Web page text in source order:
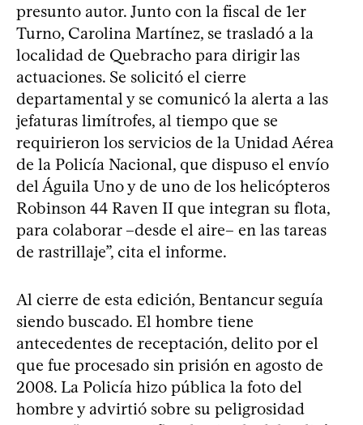
presunto autor. Junto con la fiscal de 1er
Turno, Carolina Martínez, se trasladó a la
localidad de Quebracho para dirigir las
actuaciones. Se solicitó el cierre
departamental y se comunicó la alerta a las
jefaturas limítrofes, al tiempo que se
requirieron los servicios de la Unidad Aérea
de la Policía Nacional, que dispuso el envío
del Águila Uno y de uno de los helicópteros
Robinson 44 Raven II que integran su flota,
para colaborar –desde el aire– en las tareas
de rastrillaje”, cita el informe.
Al cierre de esta edición, Bentancur seguía
siendo buscado. El hombre tiene
antecedentes de receptación, delito por el
que fue procesado sin prisión en agosto de
2008. La Policía hizo pública la foto del
hombre y advirtió sobre su peligrosidad